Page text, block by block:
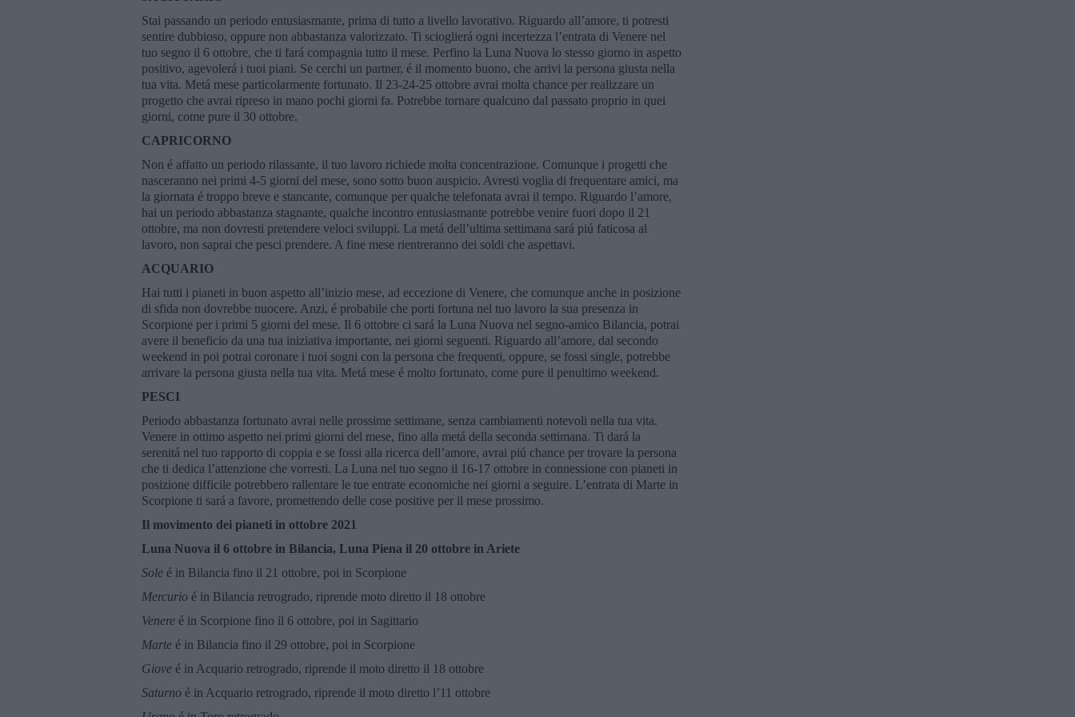
Stai passando un periodo entusiasmante, prima di tutto a livello lavorativo. Riguardo all’amore, ti potresti
sentire dubbioso, oppure non abbastanza valorizzato. Ti scioglierá ogni incertezza l’entrata di Venere nel
tuo segno il 6 ottobre, che ti fará compagnia tutto il mese. Perfino la Luna Nuova lo stesso giorno in aspetto
positivo, agevolerá i tuoi piani. Se cerchi un partner, é il momento buono, che arrivi la persona giusta nella
tua vita. Metá mese particolarmente fortunato. Il 23-24-25 ottobre avrai molta chance per realizzare un
progetto che avrai ripreso in mano pochi giorni fa. Potrebbe tornare qualcuno dal passato proprio in quei
giorni, come pure il 30 ottobre.
CAPRICORNO
Non é affatto un periodo rilassante, il tuo lavoro richiede molta concentrazione. Comunque i progetti che
nasceranno nei primi 4-5 giorni del mese, sono sotto buon auspicio. Avresti voglia di frequentare amici, ma
la giornata é troppo breve e stancante, comunque per qualche telefonata avrai il tempo. Riguardo l’amore,
hai un periodo abbastanza stagnante, qualche incontro entusiasmante potrebbe venire fuori dopo il 21
ottobre, ma non dovresti pretendere veloci sviluppi. La metá dell’ultima settimana sará piú faticosa al
lavoro, non saprai che pesci prendere. A fine mese rientreranno dei soldi che aspettavi.
ACQUARIO
Hai tutti i pianeti in buon aspetto all’inizio mese, ad eccezione di Venere, che comunque anche in posizione
di sfida non dovrebbe nuocere. Anzi, é probabile che porti fortuna nel tuo lavoro la sua presenza in
Scorpione per i primi 5 giorni del mese. Il 6 ottobre ci sará la Luna Nuova nel segno-amico Bilancia, potrai
avere il beneficio da una tua iniziativa importante, nei giorni seguenti. Riguardo all’amore, dal secondo
weekend in poi potrai coronare i tuoi sogni con la persona che frequenti, oppure, se fossi single, potrebbe
arrivare la persona giusta nella tua vita. Metá mese é molto fortunato, come pure il penultimo weekend.
PESCI
Periodo abbastanza fortunato avrai nelle prossime settimane, senza cambiamenti notevoli nella tua vita.
Venere in ottimo aspetto nei primi giorni del mese, fino alla metá della seconda settimana. Ti dará la
serenitá nel tuo rapporto di coppia e se fossi alla ricerca dell’amore, avrai piú chance per trovare la persona
che ti dedica l’attenzione che vorresti. La Luna nel tuo segno il 16-17 ottobre in connessione con pianeti in
posizione difficile potrebbero rallentare le tue entrate economiche nei giorni a seguire. L’entrata di Marte in
Scorpione ti sará a favore, promettendo delle cose positive per il mese prossimo.
Il movimento dei pianeti in ottobre 2021
Luna Nuova il 6 ottobre in Bilancia, Luna Piena il 20 ottobre in Ariete
Sole é in Bilancia fino il 21 ottobre, poi in Scorpione
Mercurio é in Bilancia retrogrado, riprende moto diretto il 18 ottobre
Venere é in Scorpione fino il 6 ottobre, poi in Sagittario
Marte é in Bilancia fino il 29 ottobre, poi in Scorpione
Giove é in Acquario retrogrado, riprende il moto diretto il 18 ottobre
Saturno é in Acquario retrogrado, riprende il moto diretto l’11 ottobre